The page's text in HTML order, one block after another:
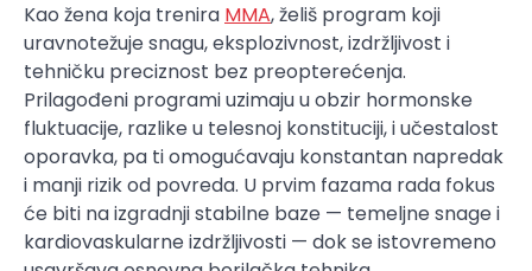
Kao žena koja trenira MMA, želiš program koji
uravnotežuje snagu, eksplozivnost, izdržljivost i
tehničku preciznost bez preopterećenja.
Prilagođeni programi uzimaju u obzir hormonske
fluktuacije, razlike u telesnoj konstituciji, i učestalost
oporavka, pa ti omogućavaju konstantan napredak
i manji rizik od povreda. U prvim fazama rada fokus
će biti na izgradnji stabilne baze — temeljne snage i
kardiovaskularne izdržljivosti — dok se istovremeno